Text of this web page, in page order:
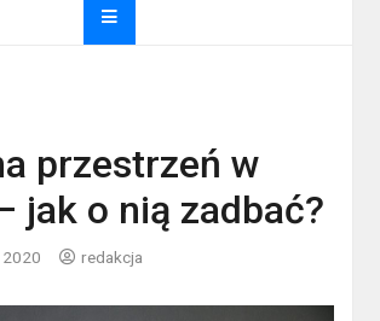
przestrzeń w
jak o nią zadbać?
redakcja